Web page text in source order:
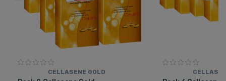
CELLASENE GOLD